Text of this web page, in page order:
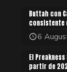
Buttah con
consistente
6
El
partir de